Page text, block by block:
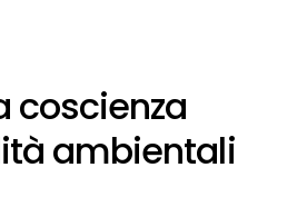
coscienza
ambientali